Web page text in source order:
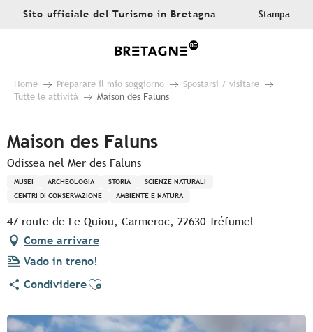
AllerSito ufficiale del Turismo in Bretagna Stampa
Home Preparare il mio soggiorno
Spostarsi / visitare
Tutte le attività
Maison des Faluns
Maison des Faluns
Odissea nel Mer des Faluns
MUSEI ARCHEOLOGIA STORIA
SCIENZE NATURALI
CENTRI DI CONSERVAZIONE
AMBIENTE E NATURA
47 route de Le Quiou, Carmeroc, 22630 Tréfumel
Come arrivare
Vado in treno!
CondividereAjouter aux favoris